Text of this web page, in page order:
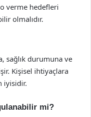
verme hedefleri
olmalıdır.
sağlık durumuna ve
Kişisel ihtiyaçlara
iyisidir.
mi?